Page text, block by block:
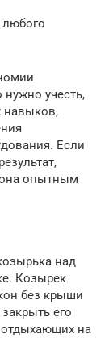
учесть,
навыков,
Если
опытным
над
Козырек
без крыши
его
на